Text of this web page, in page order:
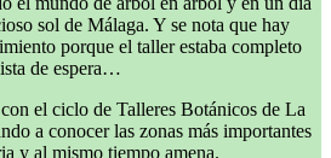
sol de Málaga. Y se nota que hay
porque el taller estaba completo
de espera…
el ciclo de Talleres Botánicos de La
a conocer las zonas más importantes
y al mismo tiempo amena.